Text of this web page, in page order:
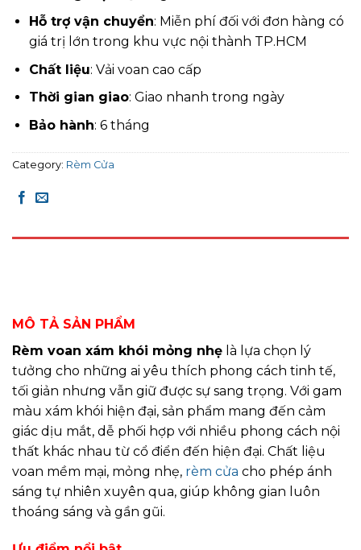
Hỗ trợ vận chuyển: Miễn phí đối với đơn hàng có
giá trị lớn trong khu vực nội thành TP.HCM
Chất liệu: Vải voan cao cấp
Thời gian giao: Giao nhanh trong ngày
Bảo hành: 6 tháng
Category: Rèm Cửa
MÔ TẢ SẢN PHẨM
Rèm voan xám khói mỏng nhẹ là lựa chọn lý
tưởng cho những ai yêu thích phong cách tinh tế,
tối giản nhưng vẫn giữ được sự sang trọng. Với gam
màu xám khói hiện đại, sản phẩm mang đến cảm
giác dịu mắt, dễ phối hợp với nhiều phong cách nội
thất khác nhau từ cổ điển đến hiện đại. Chất liệu
voan mềm mại, mỏng nhẹ, rèm cửa cho phép ánh
sáng tự nhiên xuyên qua, giúp không gian luôn
thoáng sáng và gần gũi.